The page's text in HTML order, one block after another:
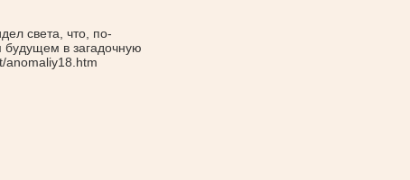
света, что, по-
в загадочную
anomaliy18.htm